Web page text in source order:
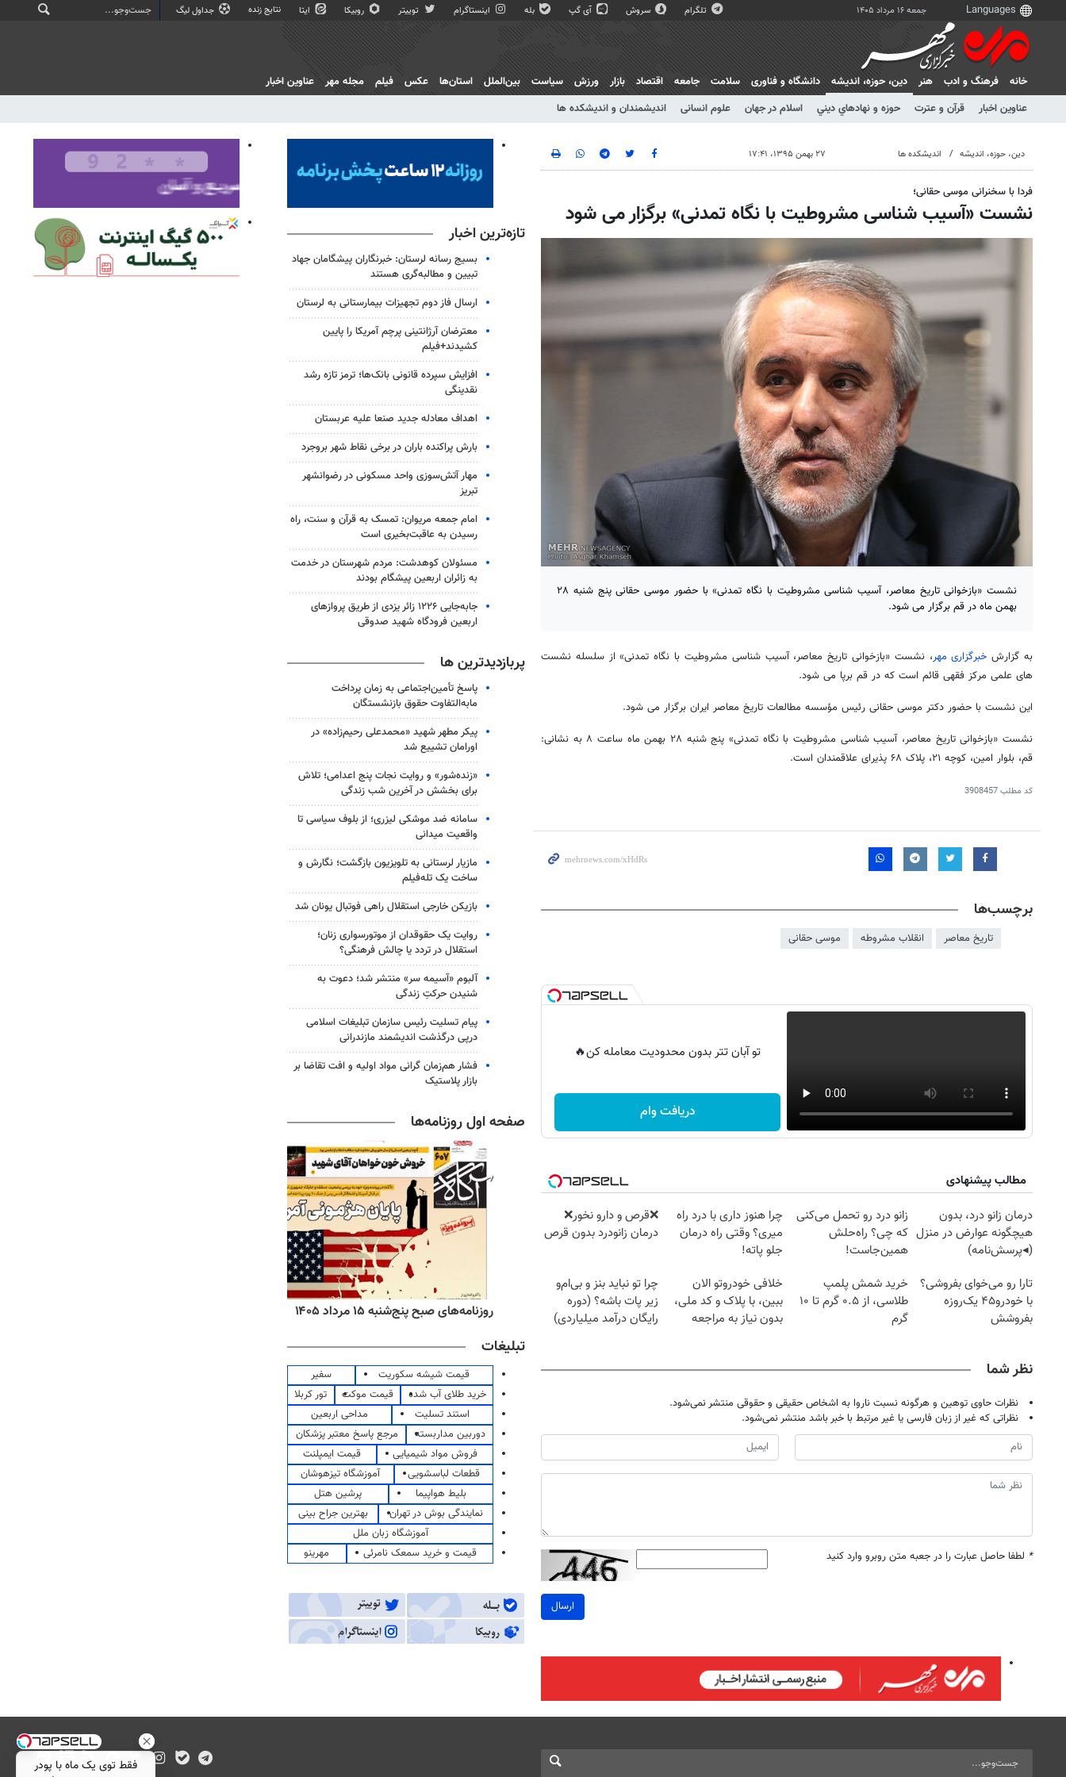
جمعه ۱۶ مرداد ۱۴۰۵ تلگرام سروش آی گپ بله اینستاگرام توییتر روبیکا ایتا نتایج زنده جداول لیگ
خانه فرهنگ و ادب هنر
دين، حوزه، انديشه
عناوین اخبار
قرآن و عترت حوزه و نهادهاي ديني اسلام در جهان علوم انسانی اندیشمندان و اندیشکده ها
دانشگاه و فناوری سلامت جامعه اقتصاد بازار ورزش سیاست بین‌الملل استان‌ها عکس فیلم مجله مهر عناوین اخبار
دين، حوزه، انديشه اندیشکده ها ۲۷ بهمن ۱۳۹۵، ۱۷:۴۱
فردا با سخنرانی موسی حقانی؛
نشست «آسیب شناسی مشروطیت با نگاه تمدنی» برگزار می شود
نشست «بازخوانی تاریخ معاصر، آسیب شناسی مشروطیت با نگاه تمدنی» با حضور موسی حقانی پنج شنبه ۲۸
بهمن ماه در قم برگزار می شود.
به گزارش خبرگزاری مهر، نشست «بازخوانی تاریخ معاصر، آسیب شناسی مشروطیت با نگاه تمدنی» از سلسله نشست
های علمی مرکز فقهی قائم است که در قم برپا می شود.
این نشست با حضور دکتر موسی حقانی رئیس مؤسسه مطالعات تاریخ معاصر ایران برگزار می شود.
نشست «بازخوانی تاریخ معاصر، آسیب شناسی مشروطیت با نگاه تمدنی» پنج شنبه ۲۸ بهمن ماه ساعت ۸ به نشانی:
قم، بلوار امین، کوچه ۲۱، پلاک ۶۸ پذیرای علاقمندان است.
کد مطلب3908457
برچسب‌ها
تاریخ معاصر انقلاب مشروطه موسی حقانی
تو آبان تتر بدون محدودیت معامله کن🔥
دریافت وام
مطالب پیشنهادی
درمان زانو درد، بدون
هیچگونه عوارض در منزل
(◂پرسش‌نامه)
زانو درد رو تحمل می‌کنی
که چی؟ راه‌حلش
همین‌جاست!
چرا هنوز داری با درد راه
میری؟ وقتی راه درمان
جلو پاته!
❌قرص‌ و دارو نخور❌
درمان زانودرد بدون قرص
تارا رو می‌خوای بفروشی؟
با خودرو۴۵ یک‌روزه
بفروشش
خرید شمش پلمپ
طلاسی، از ۰.۵ گرم تا ۱۰
گرم
خلافی خودروتو الان
ببین، با پلاک و کد ملی،
بدون نیاز به مراجعه
چرا تو نباید بنز و بی‌ام‌و
زیر پات باشه؟ (دوره
رایگان درآمد میلیاردی)
نظر شما
نظرات حاوی توهین و هرگونه نسبت ناروا به اشخاص حقیقی و حقوقی منتشر نمی‌شود.
نظراتی که غیر از زبان فارسی یا غیر مرتبط با خبر باشد منتشر نمی‌شود.
* لطفا حاصل عبارت را در جعبه متن روبرو وارد کنید
ارسال
تازه‌ترین اخبار
بسیج رسانه لرستان: خبرنگاران پیشگامان جهاد
تبیین و مطالبه‌گری هستند
ارسال فاز دوم تجهیزات بیمارستانی به لرستان
معترضان آرژانتینی پرچم آمریکا را پایین
کشیدند+فیلم
افزایش سپرده قانونی بانک‌ها؛ ترمز تازه رشد
نقدینگی
اهداف معادله جدید صنعا علیه عربستان
بارش پراکنده باران در برخی نقاط شهر بروجرد
مهار آتش‌سوزی واحد مسکونی در رضوانشهر
تبریز
امام جمعه مریوان: تمسک به قرآن و سنت، راه
رسیدن به عاقبت‌بخیری است
مسئولان کوهدشت: مردم شهرستان در خدمت
به زائران اربعین پیشگام بودند
جابه‌جایی ۱۲۲۶ زائر یزدی از طریق پروازهای
اربعین فرودگاه شهید صدوقی
پربازدیدترین ها
پاسخ تأمین‌اجتماعی به زمان پرداخت
مابه‌التفاوت حقوق بازنشستگان
پیکر مطهر شهید «محمدعلی رحیم‌زاده» در
اورامان تشییع شد
«زنده‌شور» و روایت نجات پنج اعدامی؛ تلاش
برای بخشش در آخرین شب زندگی
سامانه ضد موشکی لیزری؛ از بلوف سیاسی تا
واقعیت میدانی
مازیار لرستانی به تلویزیون بازگشت؛ نگارش و
ساخت یک تله‌فیلم
بازیکن خارجی استقلال راهی فوتبال یونان شد
روایت یک حقوقدان از موتورسواری زنان؛
استقلال در تردد یا چالش فرهنگی؟
آلبوم «آسیمه سر» منتشر شد؛ دعوت به
شنیدن حرکتِ زندگی
پیام تسلیت رئیس سازمان تبلیغات اسلامی
درپی درگذشت اندیشمند مازندرانی
فشار هم‌زمان گرانی مواد اولیه و افت تقاضا بر
بازار پلاستیک
صفحه اول روزنامه‌ها
روزنامه‌های ورزشی پنج‌شنبه ۱۵ مرداد ۱۴۰۵ روزنامه‌های اقتصادی پنج‌شنبه ۱۵ مرداد ۱۴۰۵ روزنامه‌های صبح پنج‌شنبه ۱۵ مرداد ۱۴۰۵
تبلیغات
قیمت شیشه سکوریت
سفیر
خرید طلای آب شده
قیمت موکت
تور کربلا
استند تسلیت
مداحی اربعین
دوربین مداربسته
مرجع پاسخ معتبر پزشکان
فروش مواد شیمیایی
قیمت ایمپلنت
قطعات لباسشویی
آموزشگاه تیزهوشان
بلیط هواپیما
پرشین هتل
نمایندگی بوش در تهران
بهترین جراح بینی
آموزشگاه زبان ملل
قیمت و خرید سمعک نامرئی
مهرینو
فقط توی یک ماه با پودر